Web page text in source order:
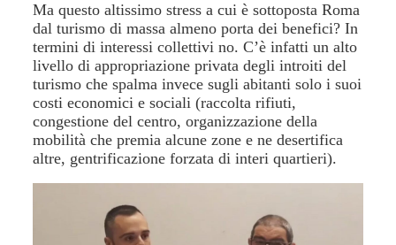
Ma questo altissimo stress a cui è sottoposta Roma
dal turismo di massa almeno porta dei benefici? In
termini di interessi collettivi no. C’è infatti un alto
livello di appropriazione privata degli introiti del
turismo che spalma invece sugli abitanti solo i suoi
costi economici e sociali (raccolta rifiuti,
congestione del centro, organizzazione della
mobilità che premia alcune zone e ne desertifica
altre, gentrificazione forzata di interi quartieri).